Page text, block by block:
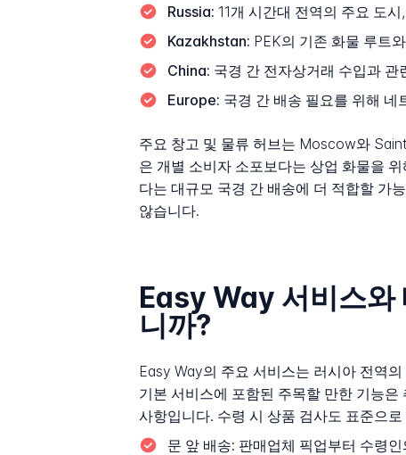
Russia: 11개 시간대 전역의 주요 도
Kazakhstan: PEK의 기존 화물 루트
China: 국경 간 전자상거래 수입과
Europe: 국경 간 배송 필요를 위해 네
주요 창고 및 물류 허브는 Moscow와
은 개별 소비자 소포보다는 상업 화물을
다는 대규모 국경 간 배송에 더 적합할 가
않습니다.
Easy Way 서비스와
니까?
Easy Way의 주요 서비스는 러시아 전역
기본 서비스에 포함된 주목할 만한 기능
사항입니다. 수령 시 상품 검사도 표준으
문 앞 배송: 판매업체 픽업부터 수령